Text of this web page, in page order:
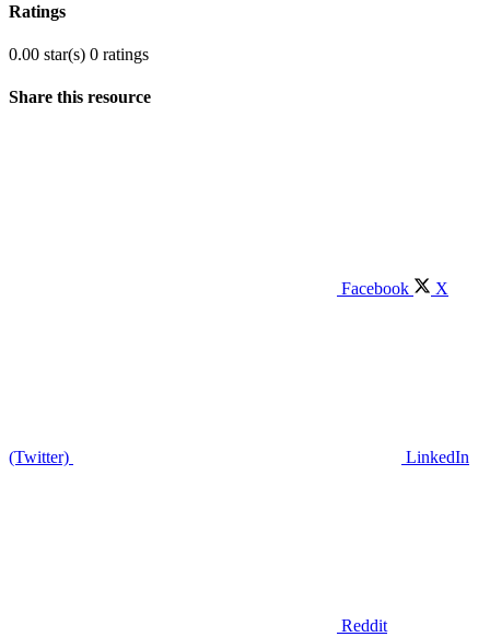
Ratings
0.00 star(s) 0 ratings
Share this resource
Facebook X
(Twitter) LinkedIn
Reddit